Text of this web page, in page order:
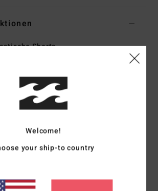
Shorts
Viskose-Mischung mit Allover-
FitWelcome!
your ship-to country